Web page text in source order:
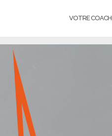
VOTRE COACH